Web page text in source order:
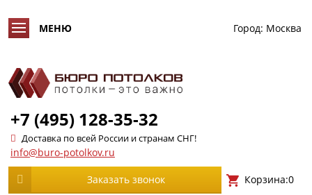
Город: Москва
+7 (495) 128-35-32
Доставка по всей России и странам СНГ!
info@buro-potolkov.ru
Заказать звонок Корзина:0